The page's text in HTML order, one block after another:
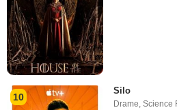
10
Silo
Drame,Science